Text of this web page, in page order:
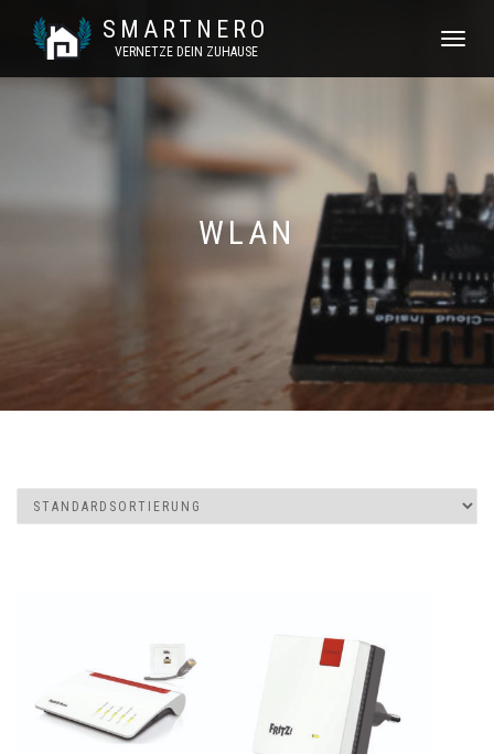
SMARTNERO
VERNETZE DEIN ZUHAUSE
WLAN